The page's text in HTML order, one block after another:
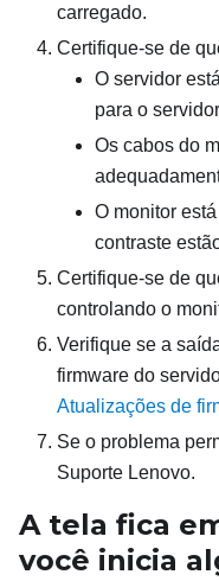
carregado.
Certifique-se de
O servidor
para o
Os cabos do
O monitor
contraste
Certifique-se de
controlando o
Verifique se a
firmware do
Atualizações de
Se o problema
Suporte Lenovo.
A tela fica
você inicia